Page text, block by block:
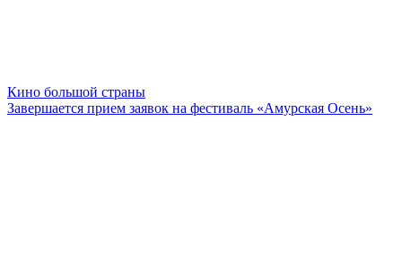
Кино большой страны
Завершается прием заявок на фестиваль «Амурская Осень»